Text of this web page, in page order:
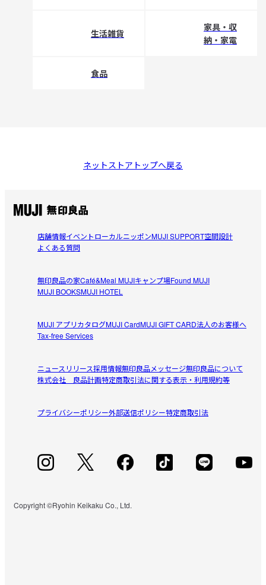
生活雑貨
家具・収
納・家電
食品
ネットストアトップへ戻る
店舗情報イベントローカルニッポンMUJI SUPPORT空間設計
よくある質問
無印良品の家Café&Meal MUJIキャンプ場Found MUJI
MUJI BOOKSMUJI HOTEL
MUJI アプリカタログMUJI CardMUJI GIFT CARD法人のお客様へ
Tax-free Services
ニュースリリース採用情報無印良品メッセージ無印良品について
株式会社 良品計画特定商取引法に関する表示・利用規約等
プライバシーポリシー外部送信ポリシー特定商取引法
Copyright ©Ryohin Keikaku Co., Ltd.